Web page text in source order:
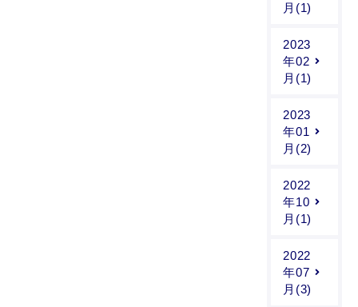
月(1)
2023
年02
月(1)
2023
年01
月(2)
2022
年10
月(1)
2022
年07
月(3)